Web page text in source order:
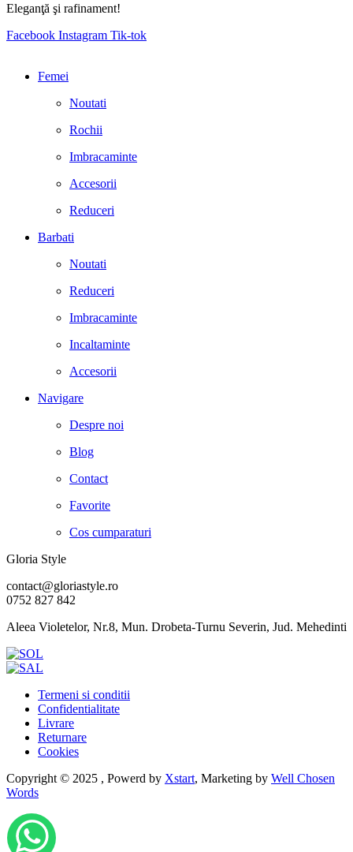
Eleganţă şi rafinament!
Facebook Instagram Tik-tok
Femei
Noutati
Rochii
Imbracaminte
Accesorii
Reduceri
Barbati
Noutati
Reduceri
Imbracaminte
Incaltaminte
Accesorii
Navigare
Despre noi
Blog
Contact
Favorite
Cos cumparaturi
Gloria Style
contact@gloriastyle.ro
0752 827 842
Aleea Violetelor, Nr.8, Mun. Drobeta-Turnu Severin, Jud. Mehedinti
Termeni si conditii
Confidentialitate
Livrare
Returnare
Cookies
Copyright © 2025 , Powerd by Xstart, Marketing by Well Chosen
Words